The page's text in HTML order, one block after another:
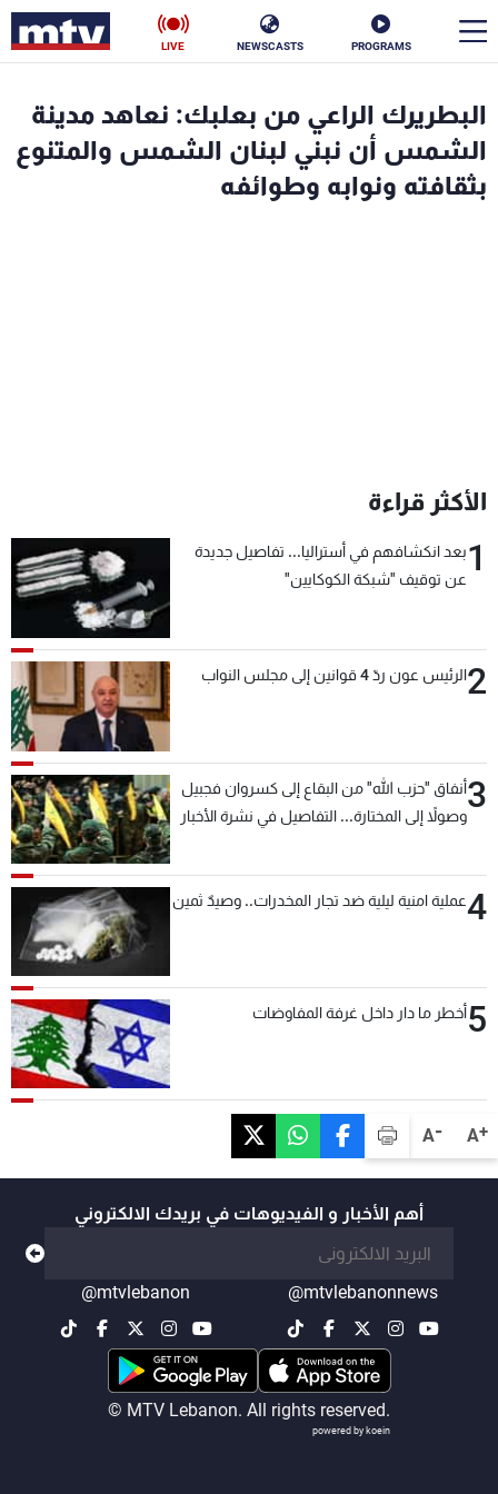
PROGRAMS
NEWSCASTS
LIVE
A+
A-
البطريرك الراعي من بعلبك: نعاهد مدينة
الشمس أن نبني لبنان الشمس والمتنوع
بثقافته ونوابه وطوائفه
الأكثر قراءة
1بعد انكشافهم في أستراليا... تفاصيل جديدة
عن توقيف "شبكة الكوكايين"
2الرئيس عون ردّ 4 قوانين إلى مجلس النواب
3أنفاق "حزب الله" من البقاع إلى كسروان فجبيل
وصولاً إلى المختارة... التفاصيل في نشرة الأخبار
4عملية امنية ليلية ضد تجار المخدرات.. وصيدٌ ثمين
5أخطر ما دار داخل غرفة المفاوضات
أهم الأخبار و الفيديوهات في بريدك الالكتروني
@mtvlebanonnews
@mtvlebanon
© MTV Lebanon. All rights reserved.
powered by koein
الأخبار
سياسة
جدول البرامج
شاهد البرامج
الترددات
الإنـتـاج
لاعلاناتكم
تواصل معنا
شروط الإسـتخدام
سياسة الخصوصية